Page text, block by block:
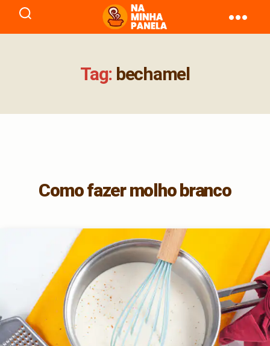
naminhapanela.com
Tag: bechamel
Como fazer molho branco